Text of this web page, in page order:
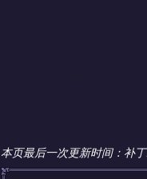
本页最后一次更新时间：补